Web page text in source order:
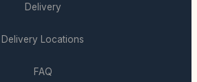
Delivery
Delivery Locations
FAQ